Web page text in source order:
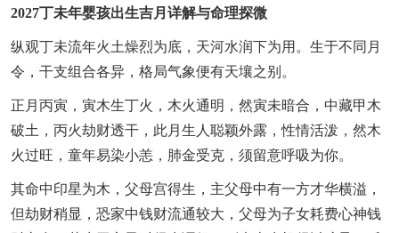
2027丁未年婴孩出生吉月详解与命理探微
纵观丁未流年火土燥烈为底，天河水润下为用。生于不同月
令，干支组合各异，格局气象便有天壤之别。
正月丙寅，寅木生丁火，木火通明，然寅未暗合，中藏甲木
破土，丙火劫财透干，此月生人聪颖外露，性情活泼，然木
火过旺，童年易染小恙，肺金受克，须留意呼吸为你。
其命中印星为木，父母宫得生，主父母中有一方才华横溢，
但劫财稍显，恐家中钱财流通较大，父母为子女耗费心神钱